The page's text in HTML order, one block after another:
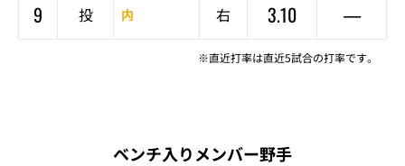
9
投 内 右 3.10 —
※直近打率は直近5試合の打率です。
ベンチ入りメンバー野手